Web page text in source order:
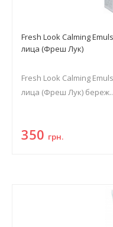
Fresh Look Calming
лица (Фреш Лук)
Fresh Look Calming
лица (Фреш Лук)
350 грн.